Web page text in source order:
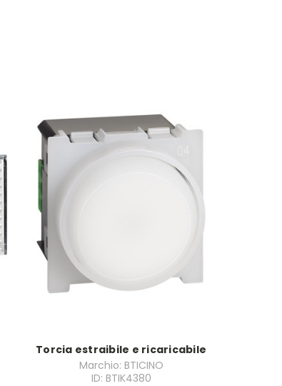
Torcia estraibile e ricaricabile
Marchio: BTICINO
ID: BTIK4380